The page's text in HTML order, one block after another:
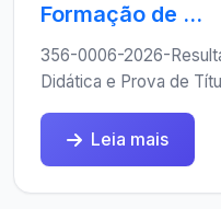
Formação de ...
356-0006-2026-
Didática e Prova de
Leia mais